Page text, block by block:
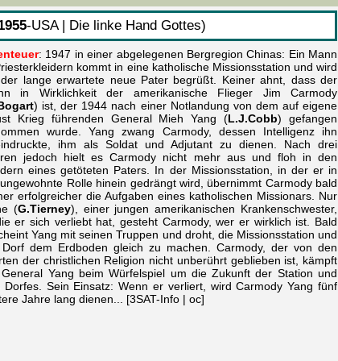
-USA | Die linke Hand Gottes)
: 1947 in einer abgelegenen Bergregion Chinas: Ein Mann
kommt in eine katholische Missionsstation und wird
lange erwartete neue Pater begrüßt. Keiner ahnt, dass der
in Wirklichkeit der amerikanische Flieger Jim Carmody
) ist, der 1944 nach einer Notlandung von dem auf eigene
Krieg führenden General Mieh Yang (L.J.Cobb) gefangen
wurde. Yang zwang Carmody, dessen Intelligenz ihn
ihm als Soldat und Adjutant zu dienen. Nach drei
jedoch hielt es Carmody nicht mehr aus und floh in den
eines getöteten Paters. In der Missionsstation, in der er in
Rolle hinein gedrängt wird, übernimmt Carmody bald
erfolgreicher die Aufgaben eines katholischen Missionars. Nur
(G.Tierney), einer jungen amerikanischen Krankenschwester,
er sich verliebt hat, gesteht Carmody, wer er wirklich ist. Bald
Yang mit seinen Truppen und droht, die Missionsstation und
dem Erdboden gleich zu machen. Carmody, der von den
der christlichen Religion nicht unberührt geblieben ist, kämpft
Yang beim Würfelspiel um die Zukunft der Station und
Dorfes. Sein Einsatz: Wenn er verliert, wird Carmody Yang fünf
Jahre lang dienen... [3SAT-Info | oc]